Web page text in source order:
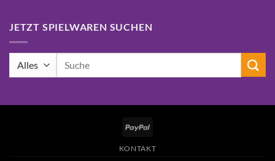
JETZT SPIELWAREN SUCHEN
PayPal
KONTAKT